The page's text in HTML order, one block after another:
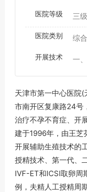
医院等级 三
医院类别 综
开展技术 一
天津市第一中心医院
市南开区复康路24号
治疗不孕不育症、开
建于1996年，由王芝
开展辅助生殖技术的
授精技术、第一代、
IVF-ET和ICSI取卵
例，夫精人工授精周